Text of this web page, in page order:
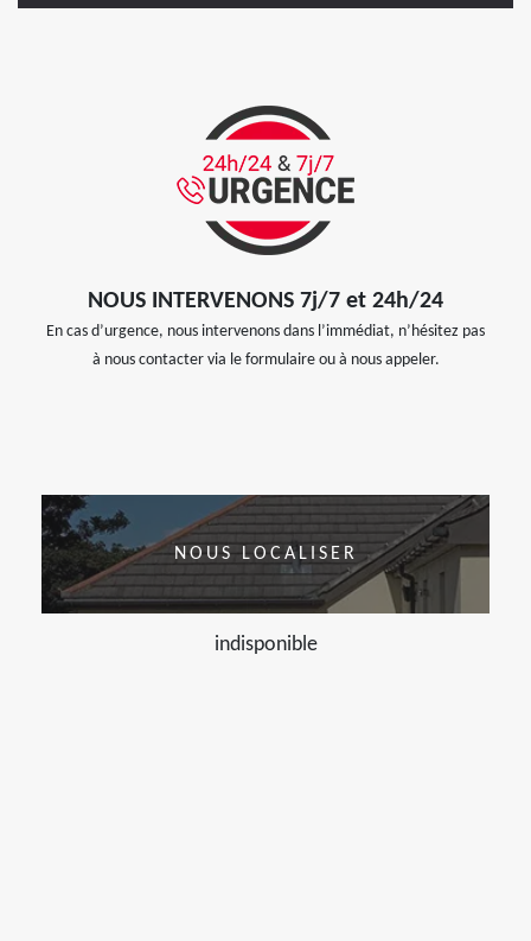
NOUS INTERVENONS 7j/7 et 24h/24
En cas d’urgence, nous intervenons dans l’immédiat, n’hésitez pas
à nous contacter via le formulaire ou à nous appeler.
NOUS LOCALISER
indisponible